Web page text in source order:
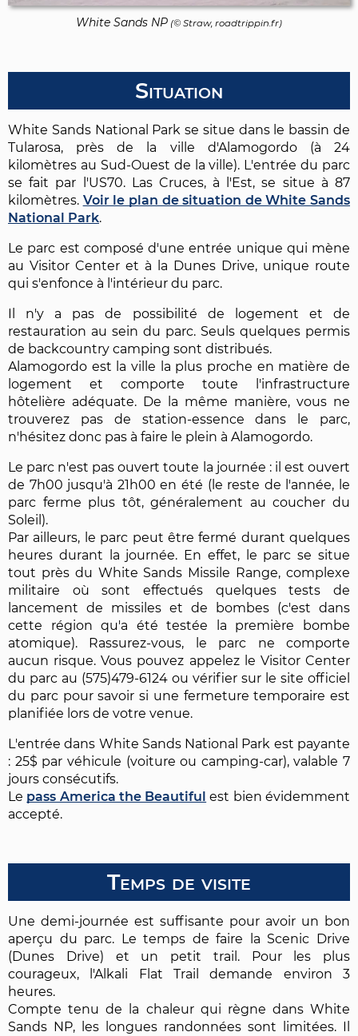
White Sands NP (© Straw, roadtrippin.fr)
Situation
White Sands National Park se situe dans le bassin de
Tularosa, près de la ville d'Alamogordo (à 24
kilomètres au Sud-Ouest de la ville). L'entrée du parc
se fait par l'US70. Las Cruces, à l'Est, se situe à 87
kilomètres. Voir le plan de situation de White Sands
National Park.
Le parc est composé d'une entrée unique qui mène
au Visitor Center et à la Dunes Drive, unique route
qui s'enfonce à l'intérieur du parc.
Il n'y a pas de possibilité de logement et de
restauration au sein du parc. Seuls quelques permis
de backcountry camping sont distribués.
Alamogordo est la ville la plus proche en matière de
logement et comporte toute l'infrastructure
hôtelière adéquate. De la même manière, vous ne
trouverez pas de station-essence dans le parc,
n'hésitez donc pas à faire le plein à Alamogordo.
Le parc n'est pas ouvert toute la journée : il est ouvert
de 7h00 jusqu'à 21h00 en été (le reste de l'année, le
parc ferme plus tôt, généralement au coucher du
Soleil).
Par ailleurs, le parc peut être fermé durant quelques
heures durant la journée. En effet, le parc se situe
tout près du White Sands Missile Range, complexe
militaire où sont effectués quelques tests de
lancement de missiles et de bombes (c'est dans
cette région qu'a été testée la première bombe
atomique). Rassurez-vous, le parc ne comporte
aucun risque. Vous pouvez appelez le Visitor Center
du parc au (575)479-6124 ou vérifier sur le site officiel
du parc pour savoir si une fermeture temporaire est
planifiée lors de votre venue.
L'entrée dans White Sands National Park est payante
: 25$ par véhicule (voiture ou camping-car), valable 7
jours consécutifs.
Le pass America the Beautiful est bien évidemment
accepté.
Temps de visite
Une demi-journée est suffisante pour avoir un bon
aperçu du parc. Le temps de faire la Scenic Drive
(Dunes Drive) et un petit trail. Pour les plus
courageux, l'Alkali Flat Trail demande environ 3
heures.
Compte tenu de la chaleur qui règne dans White
Sands NP, les longues randonnées sont limitées. Il